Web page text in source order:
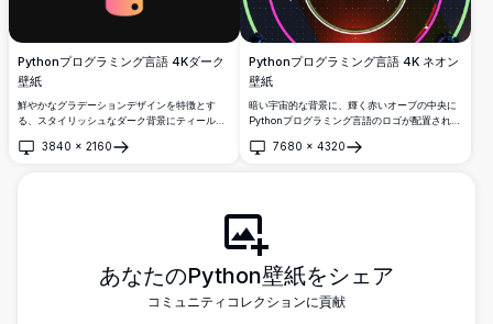
Pythonプログラミング言語 4Kダーク
壁紙
鮮やかなグラデーションデザインを特徴とす
る、スタイリッシュなダーク背景にティール、
た、美しい4K高解像度Pythonプログラミング
3840 × 2160
開く
Pythonプログラミング言語 4K ネオン
壁紙
暗い宇宙的な背景に、輝く赤いオーブの中央に
Pythonプログラミング言語のロゴが配置され、
まれた、stunning な4Kの高解像度壁紙。
7680 × 4320
開く
あなたのPython壁紙をシェア
コミュニティコレクションに貢献